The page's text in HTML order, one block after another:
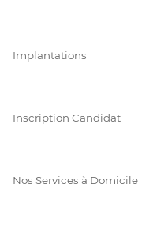
Implantations
Inscription Candidat
Nos Services à Domicile